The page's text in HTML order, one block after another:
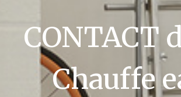
CONTACT
Chauffe